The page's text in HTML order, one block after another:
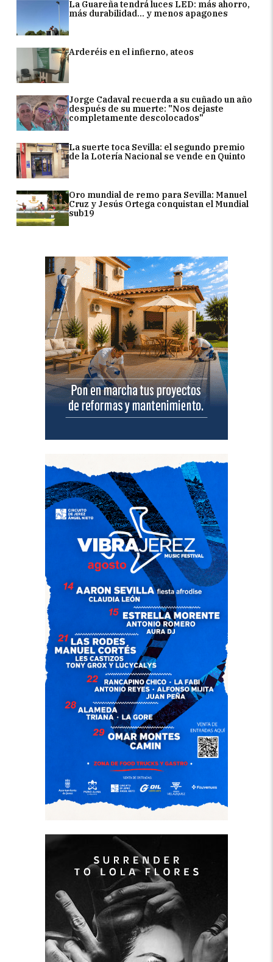
La Guareña tendrá luces LED: más ahorro,
más durabilidad... y menos apagones
Arderéis en el infierno, ateos
Jorge Cadaval recuerda a su cuñado un año
después de su muerte: "Nos dejaste
completamente descolocados"
La suerte toca Sevilla: el segundo premio
de la Lotería Nacional se vende en Quinto
Oro mundial de remo para Sevilla: Manuel
Cruz y Jesús Ortega conquistan el Mundial
sub19